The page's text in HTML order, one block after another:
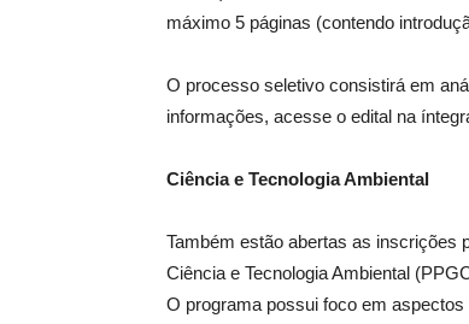
máximo 5 páginas (contendo
O processo seletivo consistirá em
informações, acesse o edital na
Ciência e Tecnologia Ambiental
Também estão abertas as inscrições
Ciência e Tecnologia Ambiental
O programa possui foco em